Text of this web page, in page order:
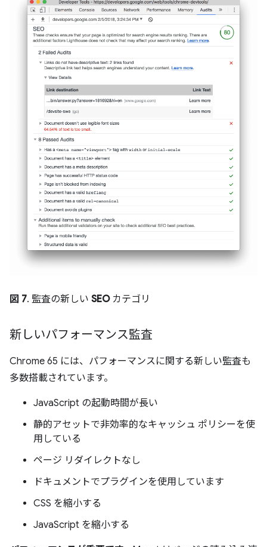
図 7. 監査の新しい SEOカテゴリ
新しいパフォーマンス監査
Chrome 65 には、パフォーマンスに関する新しい監査も
多数搭載されています。
JavaScript の起動時間が長い
静的アセットで非効率的なキャッシュ ポリシーを使
用している
ページ リダイレクトなし
ドキュメントでプラグインを使用しています
CSS を縮小する
JavaScript を縮小する